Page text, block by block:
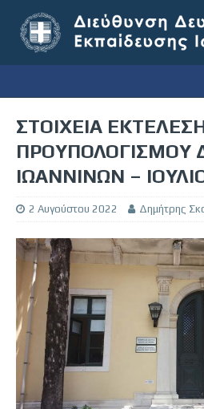
ΣΤΟΙΧΕΙΑ
ΠΡΟΥΠΟΛΟΓΙΣΜΟΥ
ΙΩΑΝΝΙΝΩΝ –
2 Αυγούστου 2022 Δημήτρης